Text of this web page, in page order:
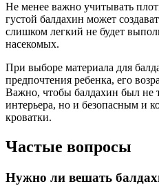
Не менее важно учитывать
густой балдахин может
слишком легкий не будет
насекомых.
При выборе материала для
предпочтения ребенка, его
Важно, чтобы балдахин был не
интерьера, но и безопасным и
кроватки.
Частые вопросы
Нужно ли вешать